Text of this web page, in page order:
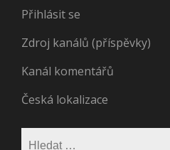
Přihlásit se
Zdroj kanálů (příspěvky)
Kanál komentářů
Česká lokalizace